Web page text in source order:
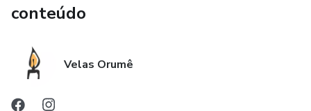
conteúdo
Velas Orumê